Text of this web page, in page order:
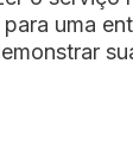
uma